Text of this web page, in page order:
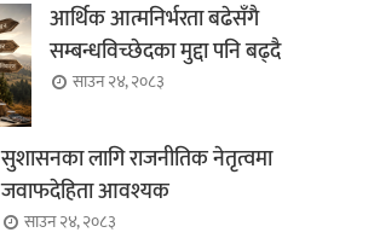
आर्थिक आत्मनिर्भरता बढेसँगै
सम्बन्धविच्छेदका मुद्दा पनि बढ्दै
साउन २४, २०८३
सुशासनका लागि राजनीतिक नेतृत्वमा
जवाफदेहिता आवश्यक
साउन २४, २०८३